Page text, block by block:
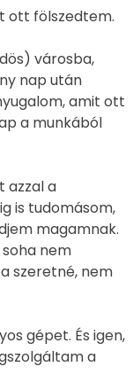
ott fölszedtem.
városba,
nap után
amit ott
a munkából
azzal a
is tudomásom,
magamnak.
soha nem
szeretné, nem
gépet. És igen,
a